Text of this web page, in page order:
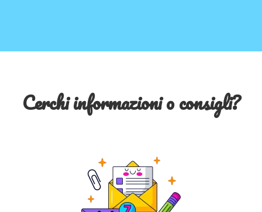
Cerchi informazioni o consigli?